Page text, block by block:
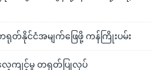
တ်နိုင်ငံအမျက်ဖြေဖို့ ကန်ကြိုးပမ်း
ေ့ကျင့်မှု တရုတ်ပြုလုပ်